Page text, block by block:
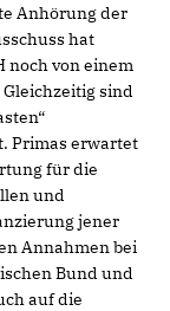
Anhörung der
hat
noch von einem
sind
Primas erwartet
für die
und
jener
Annahmen bei
Bund und
auf die